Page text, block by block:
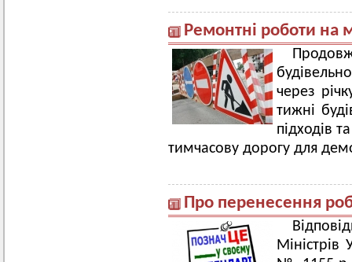
Ремонтні роботи на
через
тижні
підходів
тимчасову дорогу для
Про перенесення